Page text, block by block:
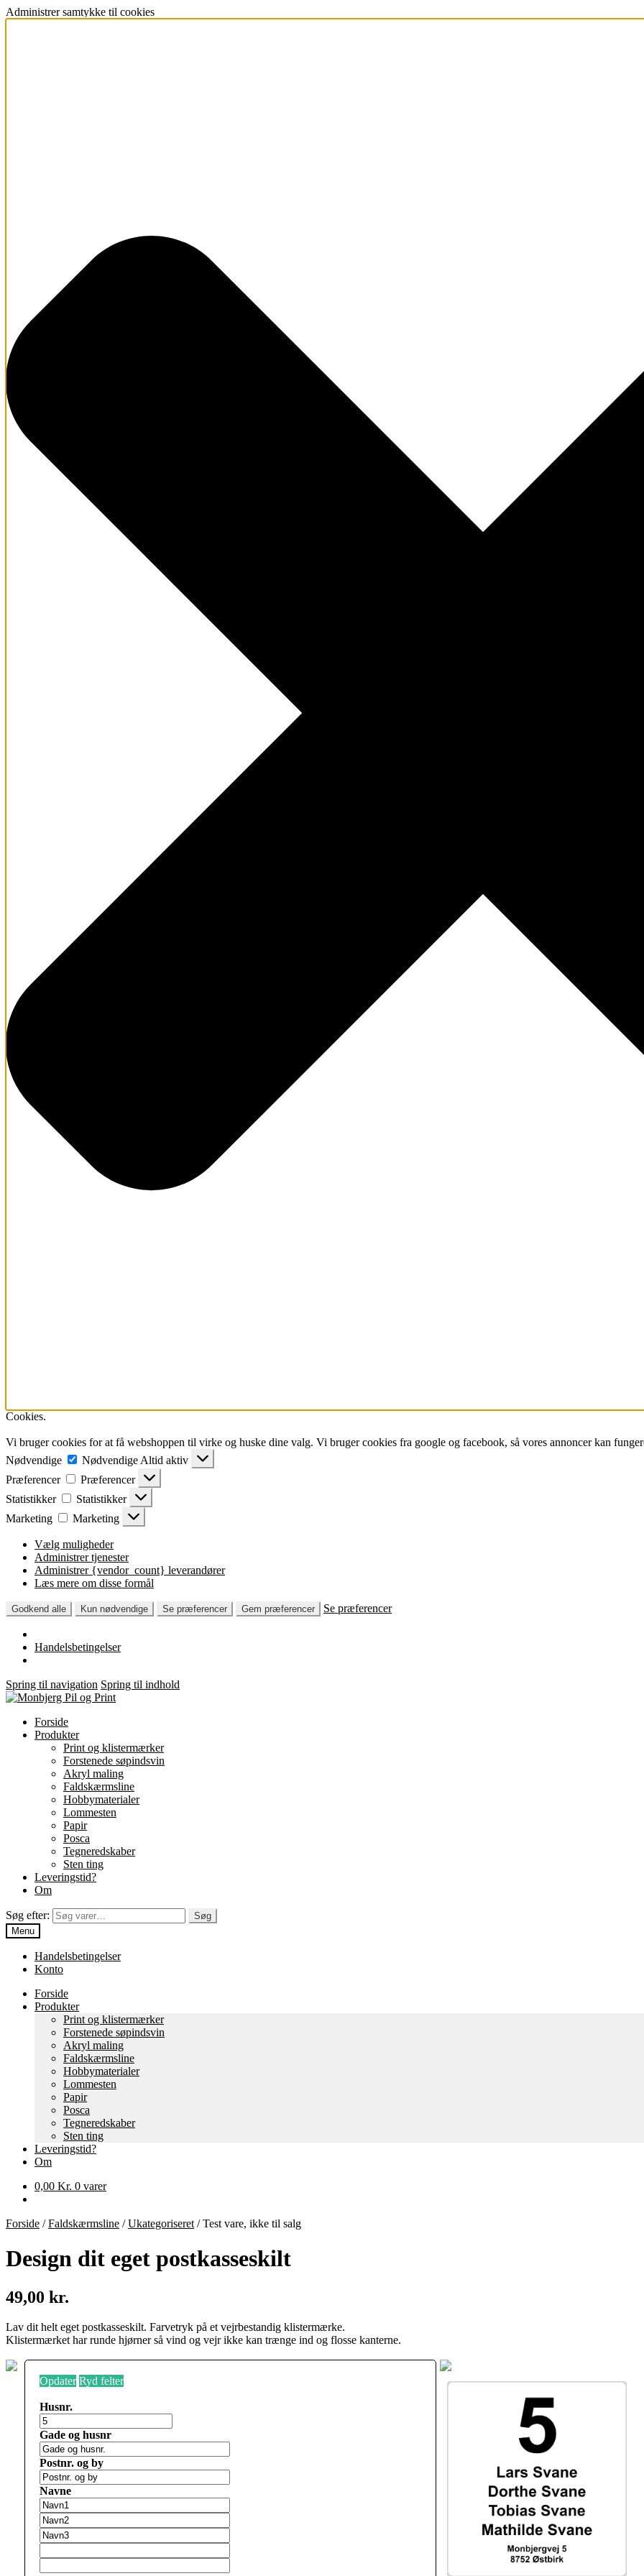
Administrer samtykke til cookies
Cookies.
Vi bruger cookies for at få webshoppen til virke og huske dine valg. Vi bruger cookies fra google og facebook, så vores annoncer kan
Nødvendige
Nødvendige Altid aktiv
Præferencer
Præferencer
Statistikker
Statistikker
Marketing
Marketing
Vælg muligheder
Administrer tjenester
Administrer {vendor_count} leverandører
Læs mere om disse formål
Godkend alle Kun nødvendige Se præferencer Gem præferencer Se præferencer
Handelsbetingelser
Spring til navigation Spring til indhold
Forside
Produkter
Print og klistermærker
Forstenede søpindsvin
Akryl maling
Faldskærmsline
Hobbymaterialer
Lommesten
Papir
Posca
Tegneredskaber
Sten ting
Leveringstid?
Om
Søg efter:
Søg
Menu
Handelsbetingelser
Konto
Forside
Produkter
Print og klistermærker
Forstenede søpindsvin
Akryl maling
Faldskærmsline
Hobbymaterialer
Lommesten
Papir
Posca
Tegneredskaber
Sten ting
Leveringstid?
Om
0,00 Kr. 0 varer
Forside /Faldskærmsline /Ukategoriseret /Test vare, ikke til salg
Design dit eget postkasseskilt
49,00 kr.
Lav dit helt eget postkasseskilt. Farvetryk på et vejrbestandig klistermærke.
Klistermærket har runde hjørner så vind og vejr ikke kan trænge ind og flosse kanterne.
Opdater Ryd felter
Husnr.
Gade og husnr
Postnr. og by
Navne